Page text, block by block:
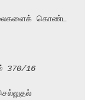
கொண்ட
370/16